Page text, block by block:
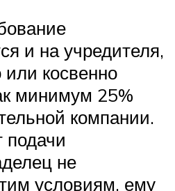
и на учредителя,
косвенно
минимум 25%
компании.
не
условиям, ему